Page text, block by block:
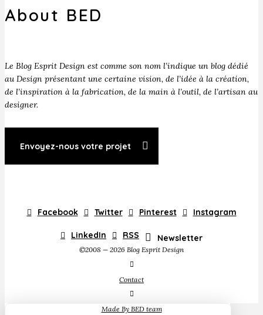
About BED
Le Blog Esprit Design est comme son nom l’indique un blog dédié
au Design présentant une certaine vision, de l’idée à la création,
de l’inspiration à la fabrication, de la main à l’outil, de l’artisan au
designer.
Envoyez-nous votre projet
Facebook Twitter Pinterest Instagram
LinkedIn RSS Newsletter
©2008 — 2026 Blog Esprit Design
Contact
Made By BED team